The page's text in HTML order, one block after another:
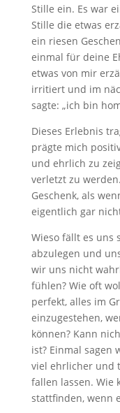
Stille ein. Es war
Stille die etwas
ein riesen
einmal für deine
etwas von mir
irritiert und im
sagte: „ich bin
Dieses Erlebnis
prägte mich
und ehrlich zu
verletzt zu
Geschenk, als
eigentlich gar
Wieso fällt es uns
abzulegen und
wir uns nicht
fühlen? Wie oft
perfekt, alles im
einzugestehen,
können? Kann
ist? Einmal sagen
viel ehrlicher und
fallen lassen. Wie
stattfinden, wenn